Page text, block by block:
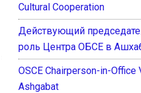
Cultural Cooperation
Действующий
роль Центра ОБСЕ в
OSCE Chairperson-in-Office
Ashgabat